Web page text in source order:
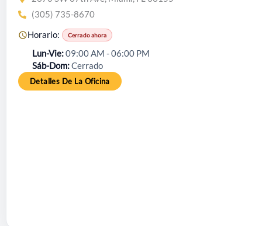
(305) 735-8670
Horario: Cerrado ahora
Lun-Vie 09:00 AM - 06:00 PM
Sáb-Dom Cerrado
Detalles De La Oficina